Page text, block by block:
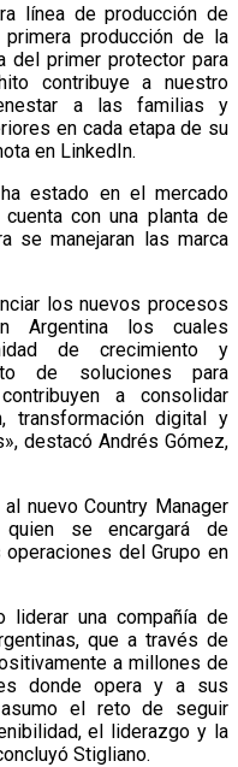
línea de producción de
producción de la
del primer protector para
contribuye a nuestro
a las familias y
en cada etapa de su
en LinkedIn.
estado en el mercado
con una planta de
se manejaran las marca
los nuevos procesos
Argentina los cuales
de crecimiento y
de soluciones para
a consolidar
transformación digital y
destacó Andrés Gómez,
nuevo Country Manager
quien se encargará de
del Grupo en
liderar una compañía de
que a través de
a millones de
donde opera y a sus
el reto de seguir
el liderazgo y la
Stigliano.